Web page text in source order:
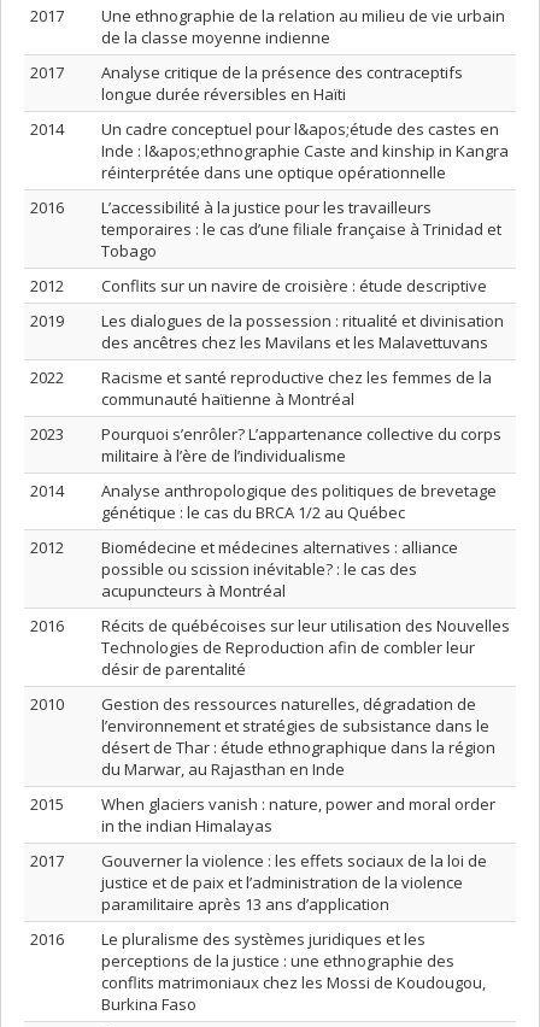
2017
Une ethnographie de la relation au milieu de vie urbain
de la classe moyenne indienne
2017
Analyse critique de la présence des contraceptifs
longue durée réversibles en Haïti
2014
Un cadre conceptuel pour l&apos;étude des castes en
Inde : l&apos;ethnographie Caste and kinship in Kangra
réinterprétée dans une optique opérationnelle
2016
L’accessibilité à la justice pour les travailleurs
temporaires : le cas d’une filiale française à Trinidad et
Tobago
2012
Conflits sur un navire de croisière : étude descriptive
2019
Les dialogues de la possession : ritualité et divinisation
des ancêtres chez les Mavilans et les Malavettuvans
2022
Racisme et santé reproductive chez les femmes de la
communauté haïtienne à Montréal
2023
Pourquoi s’enrôler? L’appartenance collective du corps
militaire à l’ère de l’individualisme
2014
Analyse anthropologique des politiques de brevetage
génétique : le cas du BRCA 1/2 au Québec
2012
Biomédecine et médecines alternatives : alliance
possible ou scission inévitable? : le cas des
acupuncteurs à Montréal
2016
Récits de québécoises sur leur utilisation des Nouvelles
Technologies de Reproduction afin de combler leur
désir de parentalité
2010
Gestion des ressources naturelles, dégradation de
l’environnement et stratégies de subsistance dans le
désert de Thar : étude ethnographique dans la région
du Marwar, au Rajasthan en Inde
2015
When glaciers vanish : nature, power and moral order
in the indian Himalayas
2017
Gouverner la violence : les effets sociaux de la loi de
justice et de paix et l’administration de la violence
paramilitaire après 13 ans d’application
2016
Le pluralisme des systèmes juridiques et les
perceptions de la justice : une ethnographie des
conflits matrimoniaux chez les Mossi de Koudougou,
Burkina Faso